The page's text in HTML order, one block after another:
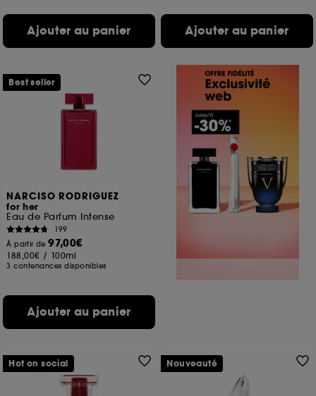
Ajouter au panier Ajouter au panier
NARCISO RODRIGUEZ
for her
Eau de Parfum Intense
199
À partir de97,00€
188,00€ / 100ml
3 contenances disponibles
Ajouter au panier
Best seller
Hot on social Nouveauté